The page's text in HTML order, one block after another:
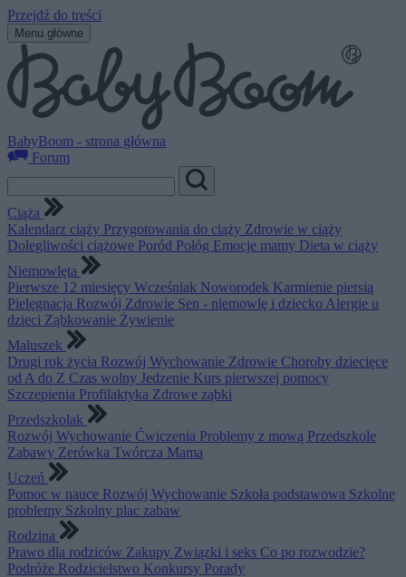
Przejdź do treści
Menu główne
BabyBoom - strona główna
Forum
Ciąża
Kalendarz ciąży Przygotowania do ciąży Zdrowie w ciąży
Dolegliwości ciążowe Poród Połóg Emocje mamy Dieta w ciąży
Niemowlęta
Pierwsze 12 miesięcy Wcześniak Noworodek Karmienie piersią
Pielęgnacja Rozwój Zdrowie Sen - niemowlę i dziecko Alergie u
dzieci Ząbkowanie Żywienie
Maluszek
Drugi rok życia Rozwój Wychowanie Zdrowie Choroby dziecięce
od A do Z Czas wolny Jedzenie Kurs pierwszej pomocy
Szczepienia Profilaktyka Zdrowe ząbki
Przedszkolak
Rozwój Wychowanie Ćwiczenia Problemy z mową Przedszkole
Zabawy Zerówka Twórcza Mama
Uczeń
Pomoc w nauce Rozwój Wychowanie Szkoła podstawowa Szkolne
problemy Szkolny plac zabaw
Rodzina
Prawo dla rodziców Zakupy Związki i seks Co po rozwodzie?
Podróże Rodzicielstwo Konkursy Porady